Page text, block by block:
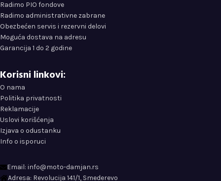
Radimo PIO fondove
Radimo administrativne zabrane
Obezbećen servis i rezervni delovi
Moguća dostava na adresu
Garancija 1 do 2 godine
Korisni linkovi:
O nama
Politika privatnosti
Reklamacije
Uslovi korišćenja
Izjava o odustanku
Info o isporuci
Email: info@moto-damjan.rs
Adresa: Revolucija 141/1, Smederevo